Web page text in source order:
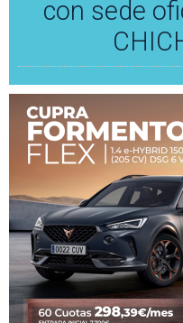
con sede